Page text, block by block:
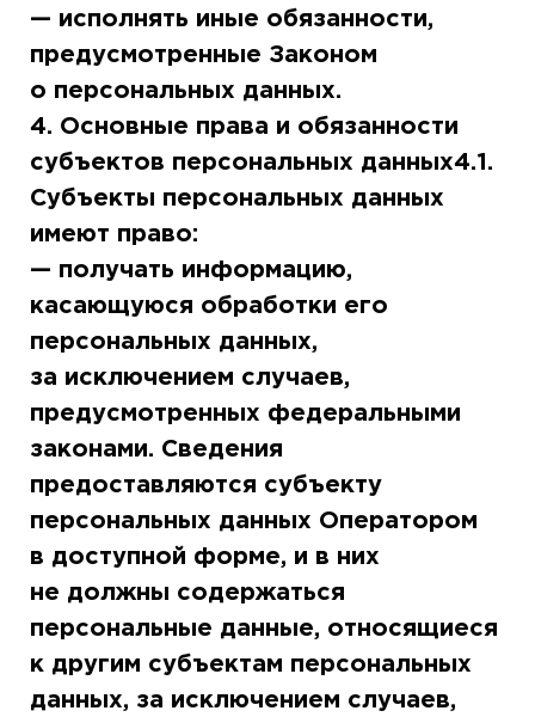
— исполнять иные обязанности,
предусмотренные Законом
о персональных данных.
4. Основные права и обязанности
субъектов персональных данных4.1.
Субъекты персональных данных
имеют право:
— получать информацию,
касающуюся обработки его
персональных данных,
за исключением случаев,
предусмотренных федеральными
законами. Сведения
предоставляются субъекту
персональных данных Оператором
в доступной форме, и в них
не должны содержаться
персональные данные, относящиеся
к другим субъектам персональных
данных, за исключением случаев,